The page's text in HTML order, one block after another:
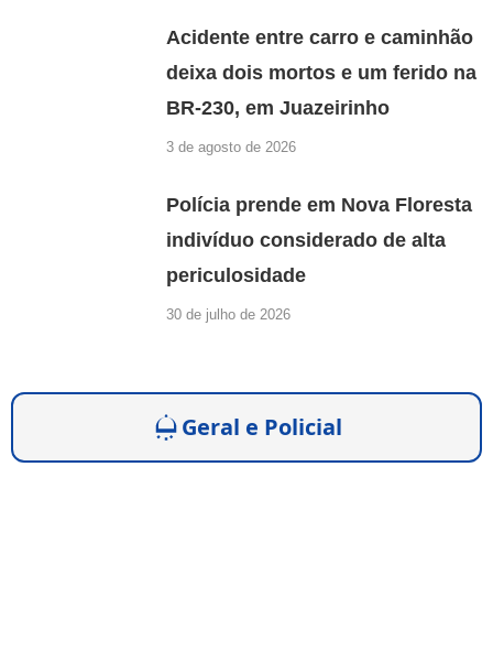
Acidente entre carro e caminhão
deixa dois mortos e um ferido na
BR-230, em Juazeirinho
3 de agosto de 2026
Polícia prende em Nova Floresta
indivíduo considerado de alta
periculosidade
30 de julho de 2026
Geral e Policial